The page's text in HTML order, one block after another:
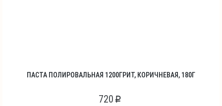
ПАСТА ПОЛИРОВАЛЬНАЯ 1200ГРИТ, КОРИЧНЕВАЯ, 180Г
720 p